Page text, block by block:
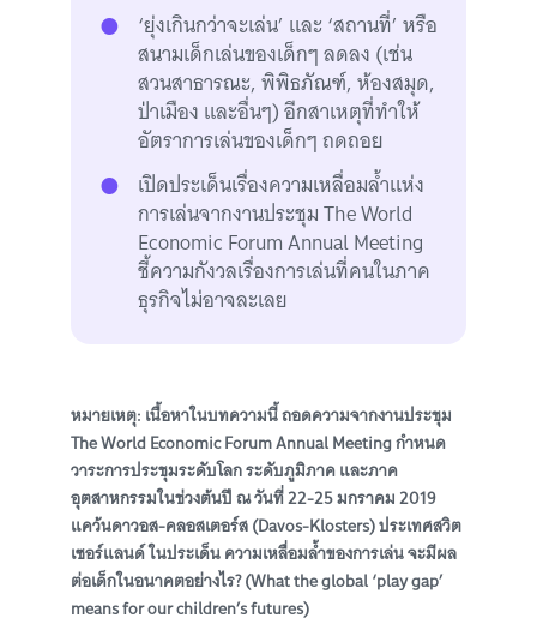
‘ยุ่งเกินกว่าจะเล่น’ และ ‘สถานที่’ หรือ
สนามเด็กเล่นของเด็กๆ ลดลง (เช่น
สวนสาธารณะ, พิพิธภัณฑ์, ห้องสมุด,
ป่าเมือง และอื่นๆ) อีกสาเหตุที่ทำให้
อัตราการเล่นของเด็กๆ ถดถอย
เปิดประเด็นเรื่องความเหลื่อมล้ำแห่ง
การเล่นจากงานประชุม The World
Economic Forum Annual Meeting
ชี้ความกังวลเรื่องการเล่นที่คนในภาค
ธุรกิจไม่อาจละเลย
หมายเหตุ: เนื้อหาในบทความนี้ ถอดความจากงานประชุม
The World Economic Forum Annual Meeting กำหนด
วาระการประชุมระดับโลก ระดับภูมิภาค และภาค
อุตสาหกรรมในช่วงต้นปี ณ วันที่ 22-25 มกราคม 2019
แคว้นดาวอส-คลอสเตอร์ส (Davos-Klosters) ประเทศสวิต
เซอร์แลนด์ ในประเด็น ความเหลื่อมล้ำของการเล่น จะมีผล
ต่อเด็กในอนาคตอย่างไร? (What the global ‘play gap’
means for our children’s futures)